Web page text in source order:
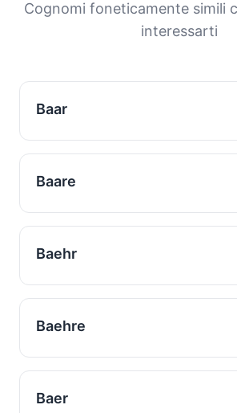
Cognomi foneticamente simili
interessarti
Baar
Baare
Baehr
Baehre
Baer